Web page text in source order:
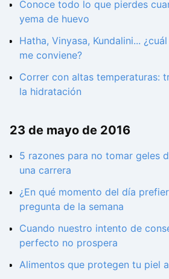
Conoce todo lo que pierdes
yema de huevo
Hatha, Vinyasa, Kundalini...
me conviene?
Correr con altas temperaturas:
la hidratación
23 de mayo de 2016
5 razones para no tomar geles
una carrera
¿En qué momento del día
pregunta de la semana
Cuando nuestro intento de
perfecto no prospera
Alimentos que protegen tu piel